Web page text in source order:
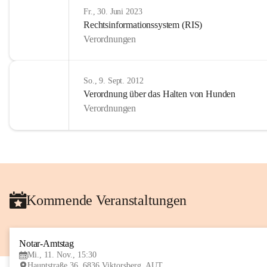
Fr., 30. Juni 2023
Rechtsinformationssystem (RIS)
Verordnungen
So., 9. Sept. 2012
Verordnung über das Halten von Hunden
Verordnungen
Kommende Veranstaltungen
Notar-Amtstag
Mi., 11. Nov., 15:30